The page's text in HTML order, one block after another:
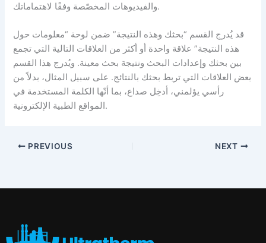
والفيديوهات المخصّصة وفقًا لاهتماماتك.
قد يُدرج القسم “بحثك وهذه النتيجة” ضمن لوحة “معلومات حول
هذه النتيجة” علاقة واحدة أو أكثر من العلاقات التالية التي تجمع
بين بحثك وإعدادات البحث ونتيجة بحث معينة. ويُدرج هذا القسم
بعض العلاقات التي تربط بحثك بالنتائج. على سبيل المثال، بدلاً من
رأسي يؤلمني، أدخِل صداع، بما أنّها الكلمة المستخدمة في
المواقع الطبية الإلكترونية.
PREVIOUS NEXT